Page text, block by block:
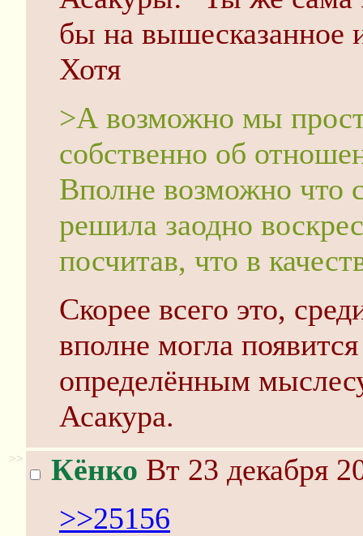
бы на вышесказанное
Хотя
>А возможно мы
собственно об
Вполне возможно что
решила заодно
посчитав, что в
Скорее всего это,
вполне могла
определённым
Асакура.
>> Кёнко Вт 23 декабря
>>25156